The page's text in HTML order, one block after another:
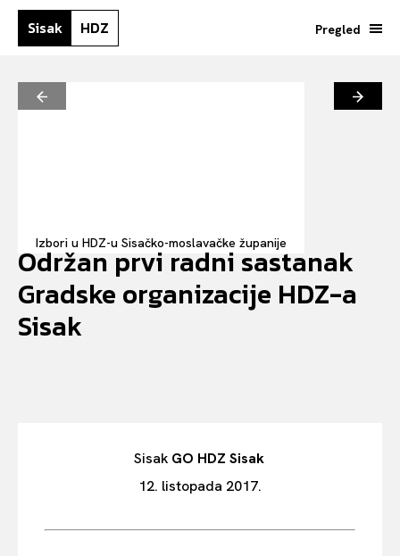
Sisak HDZ Pregled
Izbori u HDZ-u Sisačko-moslavačke županije
Održan prvi radni sastanak
Gradske organizacije HDZ-a
Sisak
Sisak GO HDZ Sisak
12. listopada 2017.